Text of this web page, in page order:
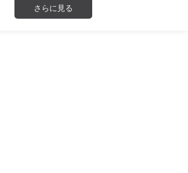
さらに見る